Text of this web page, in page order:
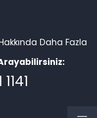
Daha Fazla